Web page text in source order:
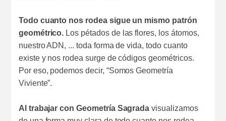
Todo cuanto nos rodea sigue un mismo patrón
geométrico. Los pétados de las flores, los átomos,
nuestro ADN, ... toda forma de vida, todo cuanto
existe y nos rodea surge de códigos geométricos.
Por eso, podemos decir, “Somos Geometría
Viviente”.
Al trabajar con Geometría Sagrada visualizamos